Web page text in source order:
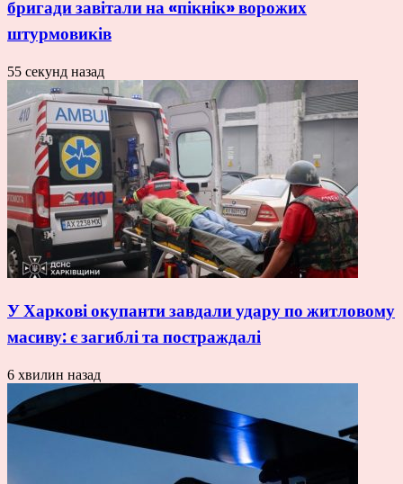
бригади завітали на «пікнік» ворожих
штурмовиків
55 секунд назад
У Харкові окупанти завдали удару по житловому
масиву: є загиблі та постраждалі
6 хвилин назад